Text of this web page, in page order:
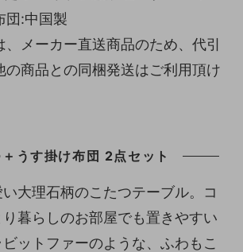
団:中国製
、メーカー直送商品のため、代引
の商品との同梱発送はご利用頂け
うす掛け布団 2点セット
大理石柄のこたつテーブル。コ
暮らしのお部屋でも置きやすい
ットファーのような、ふわもこ